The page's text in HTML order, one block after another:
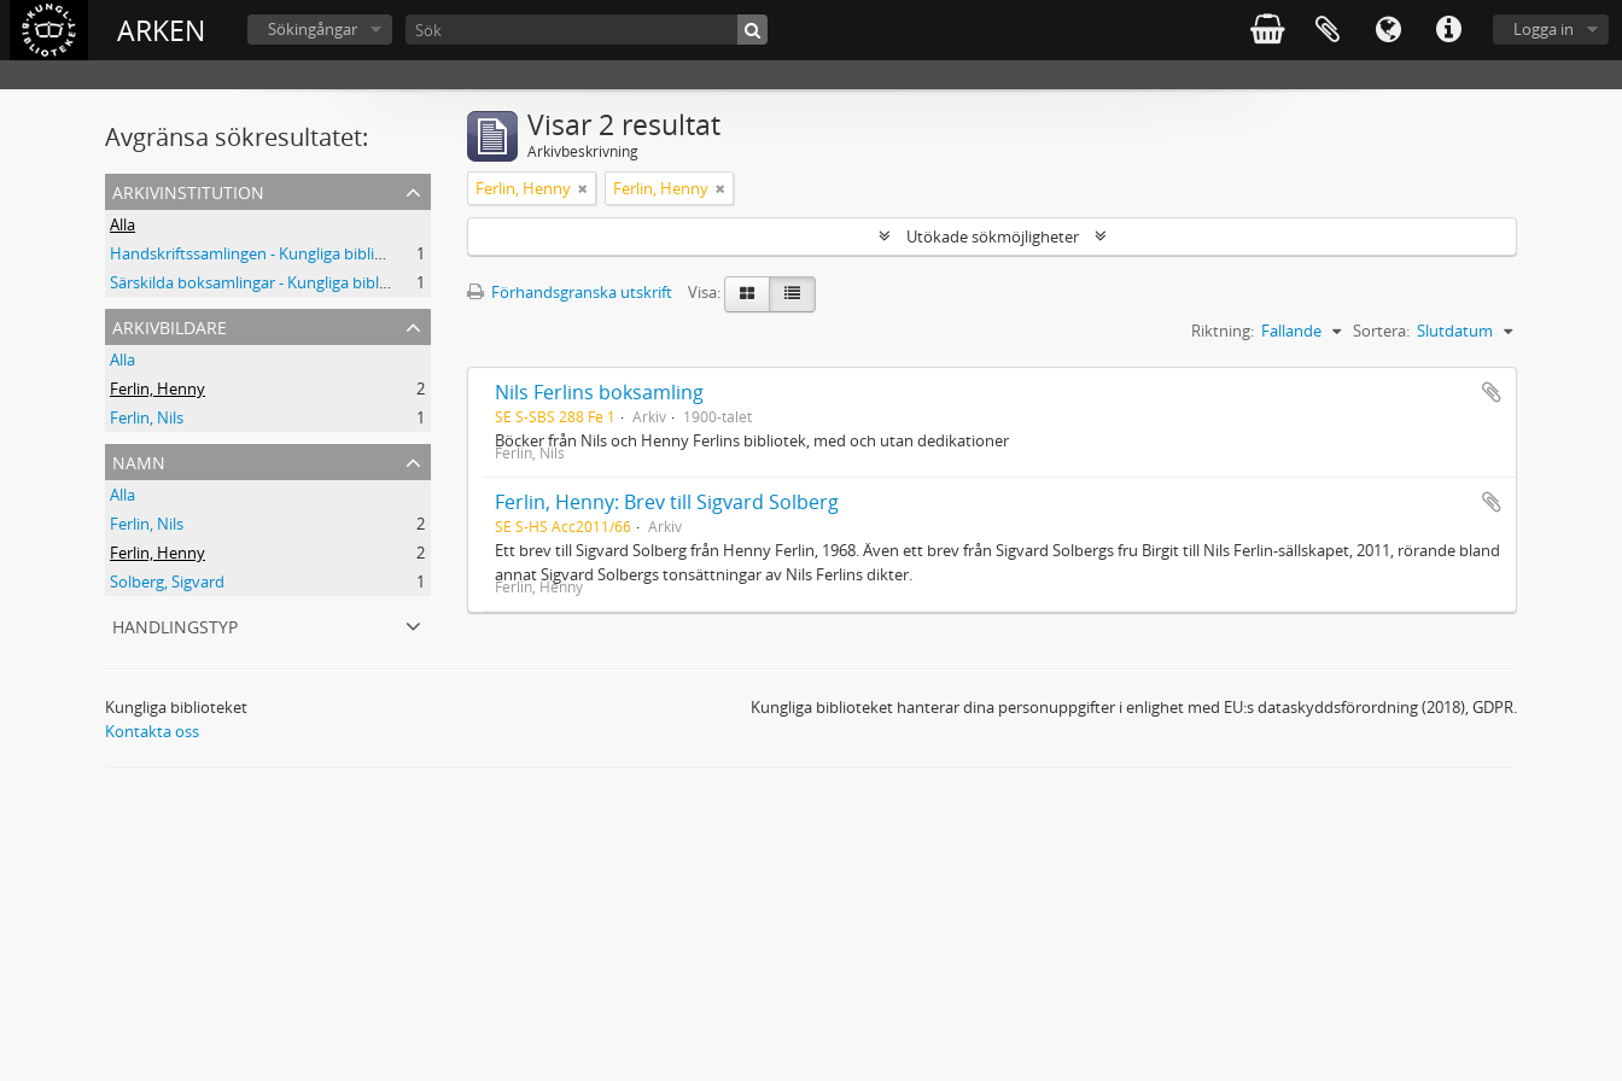
ARKEN Logga in
Sökingångar
Avgränsa sökresultatet:
arkivinstitution
Alla
Handskriftssamlingen - Kungliga biblioteket
1
Särskilda boksamlingar - Kungliga biblioteket
1
arkivbildare
Alla
Ferlin, Henny
2
Ferlin, Nils
1
namn
Alla
Ferlin, Nils
2
Ferlin, Henny
2
Solberg, Sigvard
1
handlingstyp
Visar 2 resultat
Arkivbeskrivning
Ferlin, Henny Ferlin, Henny
Utökade sökmöjligheter
Förhandsgranska utskrift
Visa:
Sortera: Slutdatum
Riktning: Fallande
Nils Ferlins boksamling
SE S-SBS 288 Fe 1 Arkiv 1900-talet
Böcker från Nils och Henny Ferlins bibliotek, med och utan dedikationer
Ferlin, Nils
Ferlin, Henny: Brev till Sigvard Solberg
SE S-HS Acc2011/66 Arkiv
Ett brev till Sigvard Solberg från Henny Ferlin, 1968. Även ett brev från Sigvard Solbergs fru Birgit till Nils Ferlin-sällskapet, 2011, rörande bland
annat Sigvard Solbergs tonsättningar av Nils Ferlins dikter.
Ferlin, Henny
Kungliga biblioteket
Kontakta oss
Kungliga biblioteket hanterar dina personuppgifter i enlighet med EU:s dataskyddsförordning (2018), GDPR.